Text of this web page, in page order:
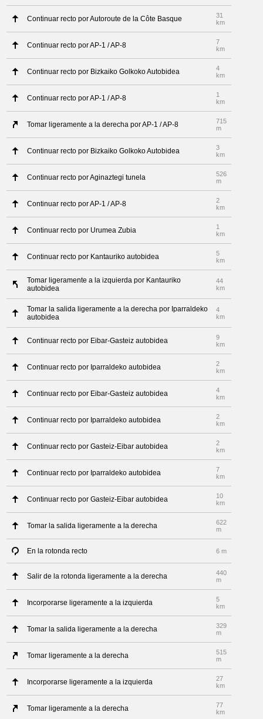
Continuar recto por Autoroute de la Côte Basque
31
km
Continuar recto por AP-1 / AP-8
7
km
Continuar recto por Bizkaiko Golkoko Autobidea
4
km
Continuar recto por AP-1 / AP-8
1
km
Tomar ligeramente a la derecha por AP-1 / AP-8
715
m
Continuar recto por Bizkaiko Golkoko Autobidea
3
km
Continuar recto por Aginaztegi tunela
526
m
Continuar recto por AP-1 / AP-8
2
km
Continuar recto por Urumea Zubia
1
km
Continuar recto por Kantauriko autobidea
5
km
Tomar ligeramente a la izquierda por Kantauriko
autobidea
44
km
Tomar la salida ligeramente a la derecha por Iparraldeko
autobidea
4
km
Continuar recto por Eibar-Gasteiz autobidea
9
km
Continuar recto por Iparraldeko autobidea
2
km
Continuar recto por Eibar-Gasteiz autobidea
4
km
Continuar recto por Iparraldeko autobidea
2
km
Continuar recto por Gasteiz-Eibar autobidea
2
km
Continuar recto por Iparraldeko autobidea
7
km
Continuar recto por Gasteiz-Eibar autobidea
10
km
Tomar la salida ligeramente a la derecha
622
m
En la rotonda recto 6 m
Salir de la rotonda ligeramente a la derecha
440
m
Incorporarse ligeramente a la izquierda
5
km
Tomar la salida ligeramente a la derecha
329
m
Tomar ligeramente a la derecha
515
m
Incorporarse ligeramente a la izquierda
27
km
Tomar ligeramente a la derecha
77
km